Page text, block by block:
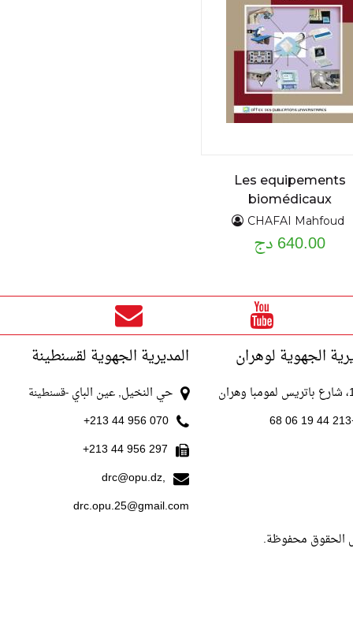
Les equipements
biomédicaux
fonctionnement,
Maintenance et
sécurité
CHAFAI Mahfoud
640.00 دج
الجهوية لوهران المديرية الجهوية لقسنطينة
حي النخيل, عين الباي -قسنطينة
070 956 44 213+
297 956 44 213+
drc@opu.dz,
drc.opu.25@gmail.com
الحقوق محفوظة.